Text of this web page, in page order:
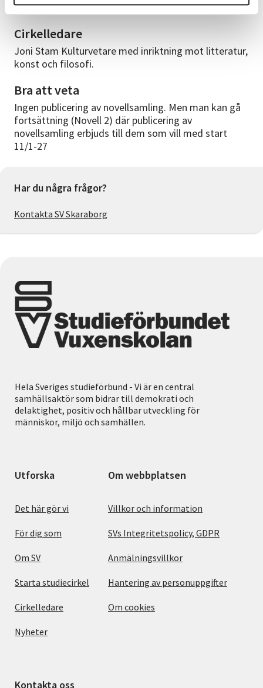
Ledarens egna material
Cirkelledare
Joni Stam Kulturvetare med inriktning mot litteratur,
konst och filosofi.
Bra att veta
Ingen publicering av novellsamling. Men man kan gå
fortsättning (Novell 2) där publicering av
novellsamling erbjuds till dem som vill med start
11/1-27
Har du några frågor?
Kontakta SV Skaraborg
Hela Sveriges studieförbund - Vi är en central
samhällsaktör som bidrar till demokrati och
delaktighet, positiv och hållbar utveckling för
människor, miljö och samhällen.
Utforska
Det här gör vi
För dig som
Om SV
Starta studiecirkel
Cirkelledare
Nyheter
Om webbplatsen
Villkor och information
SVs Integritetspolicy, GDPR
Anmälningsvillkor
Hantering av personuppgifter
Om cookies
Kontakta oss